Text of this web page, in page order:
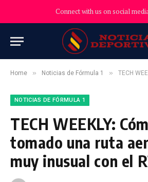
Connect with us on social
Home » Noticias de Fórmula 1 » TECH WEEKLY: Cómo
NOTICIAS DE FÓRMULA 1
TECH WEEKLY:
tomado una ruta
muy inusual con el